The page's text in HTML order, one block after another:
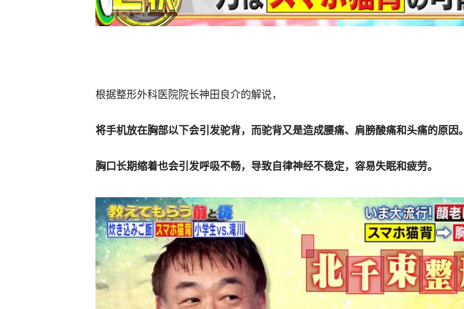
根据整形外科医院院长神田良介的解说，
将手机放在胸部以下会引发驼背，而驼背又是造成腰痛、肩膀酸痛和头痛的原因。
胸口长期缩着也会引发呼吸不畅，导致自律神经不稳定，容易失眠和疲劳。